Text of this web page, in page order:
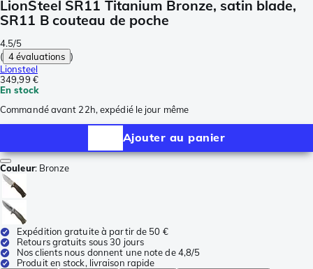
LionSteel SR11 Titanium Bronze, satin blade,
SR11 B couteau de poche
4.5/5
( 4 évaluations )
Lionsteel
349,99 €
En stock
Commandé avant 22h, expédié le jour même
Ajouter au panier
Couleur: Bronze
Expédition gratuite à partir de 50 €
Retours gratuits sous 30 jours
Nos clients nous donnent une note de 4,8/5
Produit en stock, livraison rapide